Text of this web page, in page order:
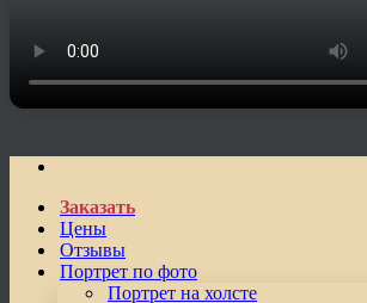
Заказать
Цены
Отзывы
Портрет по фото
Портрет на холсте